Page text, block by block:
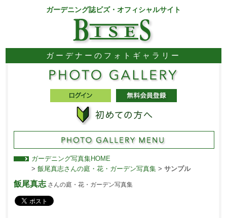
ガーデニング誌ビズ・オフィシャルサイト
ガーデナーのフォトギャラリー
ガーデニング写真集HOME
> 飯尾真志さんの庭・花・ガーデン写真集> サンプル
飯尾真志さんの庭・花・ガーデン写真集